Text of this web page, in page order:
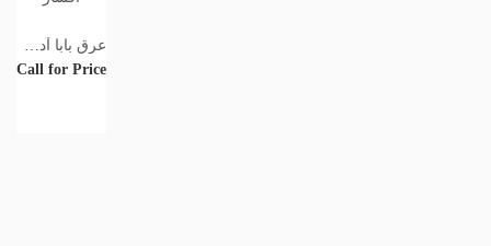
عرق بابا آدم افشار
Call for Price